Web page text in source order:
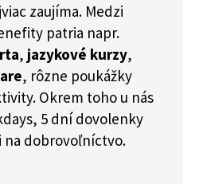
zaujíma. Medzi
patria napr.
, jazykové kurzy,
, rôzne poukážky
Okrem toho u nás
5 dní dovolenky
na dobrovoľníctvo.